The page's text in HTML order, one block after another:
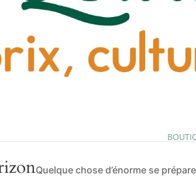
Quelque chose d’énorme se